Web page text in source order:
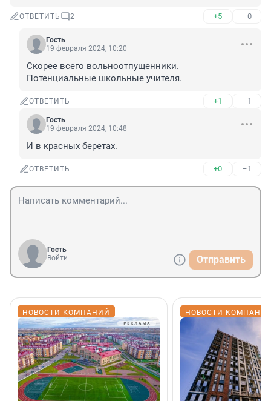
ОТВЕТИТЬ 2 +5 –0
Гость
19 февраля 2024, 10:20
Скорее всего вольноотпущенники.
Потенциальные школьные учителя.
ОТВЕТИТЬ +1 –1
Гость
19 февраля 2024, 10:48
И в красных беретах.
ОТВЕТИТЬ +0 –1
Гость
Войти
Отправить
НОВОСТИ КОМПАНИЙ НОВОСТИ